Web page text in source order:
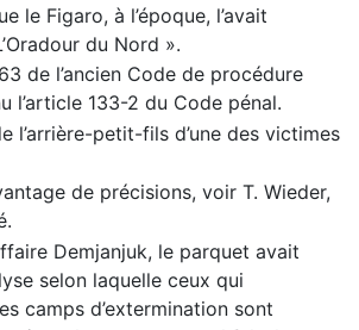
le Figaro, à l’époque, l’avait
dénommé « L’Oradour du Nord ».
de l’ancien Code de procédure
l’article 133-2 du Code pénal.
l’arrière-petit-fils d’une des victimes
de précisions, voir T. Wieder,
Demjanjuk, le parquet avait
selon laquelle ceux qui
camps d’extermination sont